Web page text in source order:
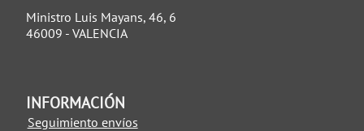
Ministro Luis Mayans, 46, 6
46009 - VALENCIA
INFORMACIÓN
Seguimiento envíos